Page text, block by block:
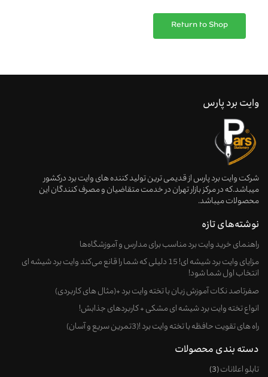
Return to Shop
وایت برد پارس
شرکت وایت برد پارس از قدیمی ترین تولید کننده های وایت برد درکشور
میباشد.که در مرکز بازار تهران در خدمت متقاضیان و مصرف کنندگان این
محصولات میباشد.
نوشته‌های تازه
راهنمای خرید وایت‌ برد مناسب برای مدارس و آموزشگاه‌ها
مزایای وایت برد شیشه ای! 15 دلیلی که شما را قانع می‌کند وایت برد شیشه ای
انتخاب اول شما شود!
صفرتاصد نکات آموزش زبان با تخته وایت برد +(مثال های کاربردی)
انواع تخته وایت برد شیشه ای مشکی + کاربردهای جذابش!
راه های تقویت حافظه با تخته وایت برد !(3تمرین سریع و آسان)
دسته بندی محصولات
تابلو اعلانات 3